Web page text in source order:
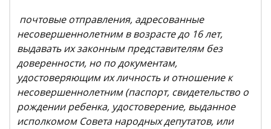
почтовые отправления, адресованные
несовершеннолетним в возрасте до 16 лет,
выдавать их законным представителям без
доверенности, но по документам,
удостоверяющим их личность и отношение к
несовершеннолетним (паспорт, свидетельство о
рождении ребенка, удостоверение, выданное
исполкомом Совета народных депутатов, или